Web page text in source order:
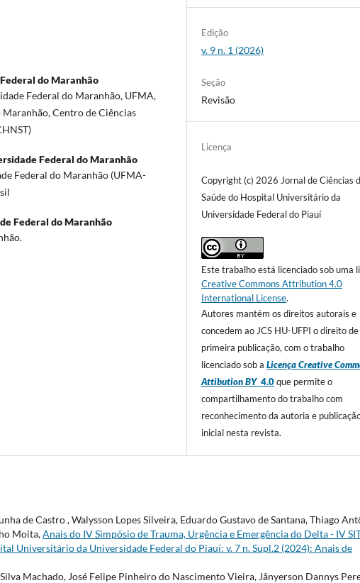
do Maranhão
Federal do Maranhão, UFMA,
Centro de Ciências
Federal do Maranhão
Federal do Maranhão (UFMA-
Federal do Maranhão
Edição
v. 9 n. 1 (2026)
Seção
Revisão
Licença
Copyright (c) 2026 Jornal de Ciências
Saúde do Hospital Universitário da
Universidade Federal do Piauí
Este trabalho está licenciado sob uma
Creative Commons Attribution 4.0
International License.
Autores mantém os direitos autorais e
concedem ao JCS HU-UFPI o direito de
primeira publicação, com o trabalho
licenciado sob aLicença Creative
Attibution BY4.0que permite o
compartilhamento do trabalho com
reconhecimento da autoria e
inicial nesta revista.
de Castro , Walysson Lopes Silveira, Eduardo Gustavo de Santana, Thiago
Moita,Anais do IV Simpósio de Trauma, Urgência e Emergência do Delta - IV
Universitário da Universidade Federal do Piauí: v. 7 n. Supl.2 (2024): Anais de
Machado, José Felipe Pinheiro do Nascimento Vieira, Jânyerson Dannys